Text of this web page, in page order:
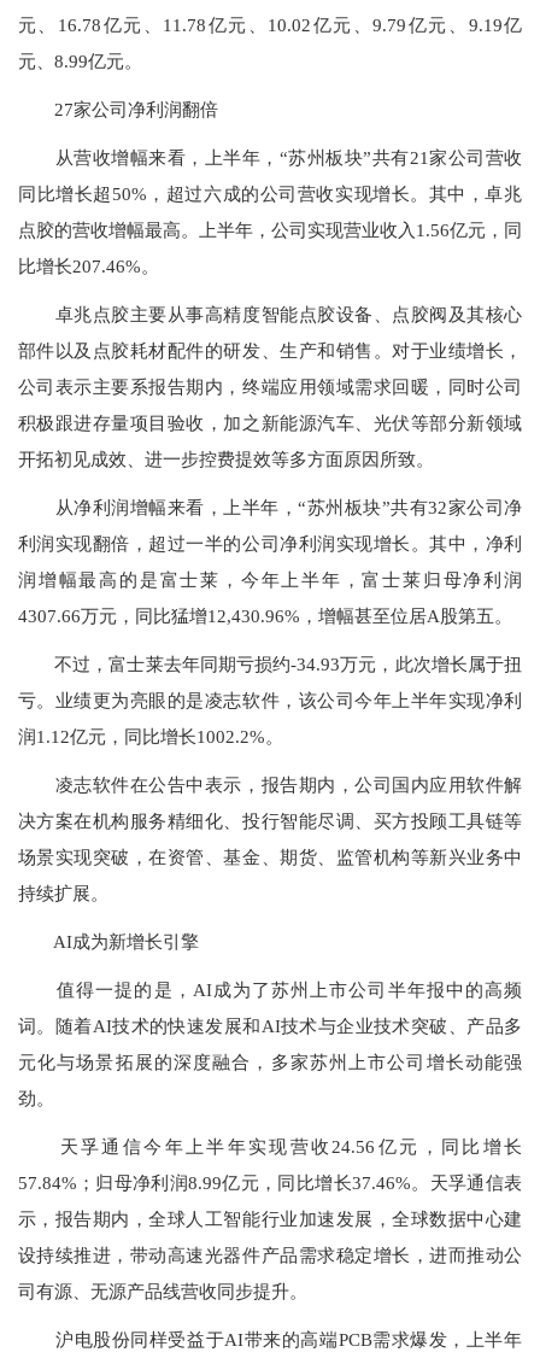
元、16.78亿元、11.78亿元、10.02亿元、9.79亿元、9.19亿
元、8.99亿元。
27家公司净利润翻倍
从营收增幅来看，上半年，“苏州板块”共有21家公司营收
同比增长超50%，超过六成的公司营收实现增长。其中，卓兆
点胶的营收增幅最高。上半年，公司实现营业收入1.56亿元，同
比增长207.46%。
卓兆点胶主要从事高精度智能点胶设备、点胶阀及其核心
部件以及点胶耗材配件的研发、生产和销售。对于业绩增长，
公司表示主要系报告期内，终端应用领域需求回暖，同时公司
积极跟进存量项目验收，加之新能源汽车、光伏等部分新领域
开拓初见成效、进一步控费提效等多方面原因所致。
从净利润增幅来看，上半年，“苏州板块”共有32家公司净
利润实现翻倍，超过一半的公司净利润实现增长。其中，净利
润增幅最高的是富士莱，今年上半年，富士莱归母净利润
4307.66万元，同比猛增12,430.96%，增幅甚至位居A股第五。
不过，富士莱去年同期亏损约-34.93万元，此次增长属于扭
亏。业绩更为亮眼的是凌志软件，该公司今年上半年实现净利
润1.12亿元，同比增长1002.2%。
凌志软件在公告中表示，报告期内，公司国内应用软件解
决方案在机构服务精细化、投行智能尽调、买方投顾工具链等
场景实现突破，在资管、基金、期货、监管机构等新兴业务中
持续扩展。
AI成为新增长引擎
值得一提的是，AI成为了苏州上市公司半年报中的高频
词。随着AI技术的快速发展和AI技术与企业技术突破、产品多
元化与场景拓展的深度融合，多家苏州上市公司增长动能强
劲。
天孚通信今年上半年实现营收24.56亿元，同比增长
57.84%；归母净利润8.99亿元，同比增长37.46%。天孚通信表
示，报告期内，全球人工智能行业加速发展，全球数据中心建
设持续推进，带动高速光器件产品需求稳定增长，进而推动公
司有源、无源产品线营收同步提升。
沪电股份同样受益于AI带来的高端PCB需求爆发，上半年